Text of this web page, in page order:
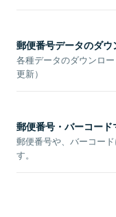
郵便番号データのダウ
各種データのダウンロ
更新）
郵便番号・バーコード
郵便番号や、バーコー
す。